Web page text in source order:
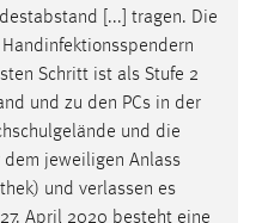
[...] tragen. Die
Schritt ist als Stufe 2
und zu den PCs in der
und die
jeweiligen Anlass
) und verlassen es
April 2020 besteht eine